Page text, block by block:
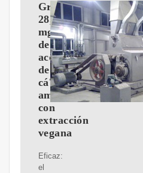
GreenIVe
28,000
mg
de
aceite
de
cá?
amo
con
extracción
vegana
Eficaz:
el